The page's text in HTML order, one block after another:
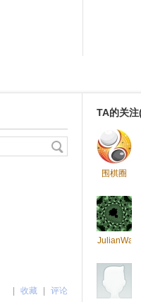
TA的关注
围棋圈
JulianWa
收藏 评论